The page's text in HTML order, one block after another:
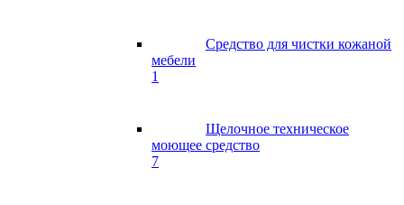
Средство для чистки кожаной
мебели
1
Щелочное техническое
моющее средство
7